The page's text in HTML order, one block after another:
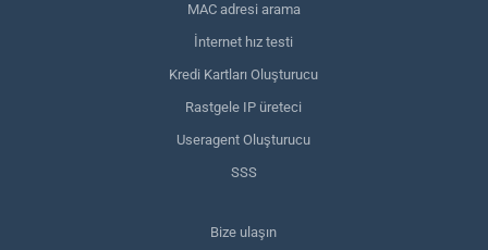
MAC adresi arama
İnternet hız testi
Kredi Kartları Oluşturucu
Rastgele IP üreteci
Useragent Oluşturucu
SSS
Bize ulaşın